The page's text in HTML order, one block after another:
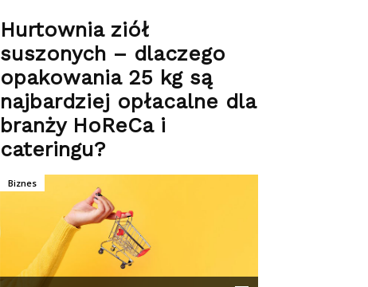
Hurtownia ziół
suszonych – dlaczego
opakowania 25 kg są
najbardziej opłacalne dla
branży HoReCa i
cateringu?
Biznes